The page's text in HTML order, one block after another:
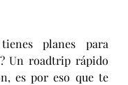
planes para
Un roadtrip rápido
es por eso que te